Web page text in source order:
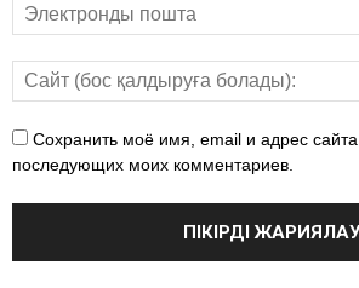
Сохранить моё имя, email и адрес
последующих моих комментариев.